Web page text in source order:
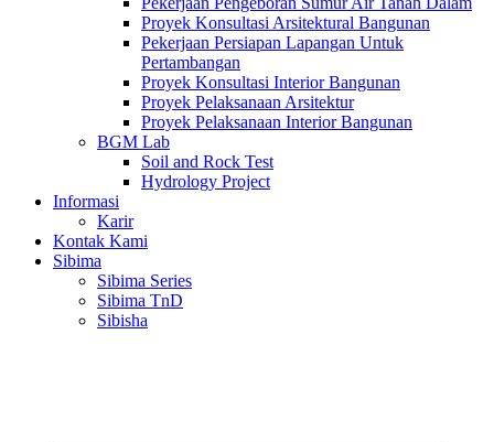
Proyek Konsultasi Arsitektural Bangunan
Pekerjaan Persiapan Lapangan Untuk
Pertambangan
Proyek Konsultasi Interior Bangunan
Proyek Pelaksanaan Arsitektur
Proyek Pelaksanaan Interior Bangunan
BGM Lab
Soil and Rock Test
Hydrology Project
Informasi
Karir
Kontak Kami
Sibima
Sibima Series
Sibima TnD
Sibisha